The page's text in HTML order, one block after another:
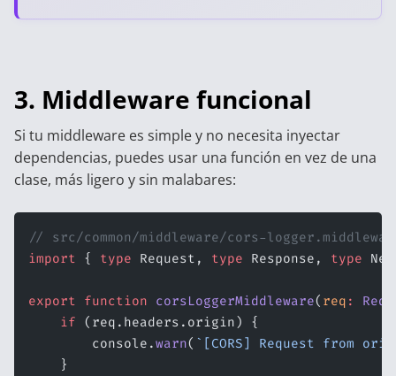
3. Middleware funcional
Si tu middleware es simple y no necesita inyectar
dependencias, puedes usar una función en vez de una
clase, más ligero y sin malabares:
// src/common/middleware/cors-
import { type Request, type Response, type
export function corsLoggerMiddleware( req :
    if
(req.headers.origin) {
        console.
warn( `[CORS] Request from
    }